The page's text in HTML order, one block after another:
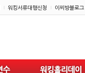
워킹서류대행신청 이찌방블로그